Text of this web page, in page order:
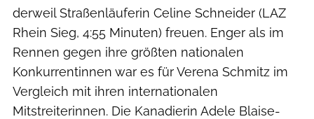
derweil Straßenläuferin Celine Schneider (LAZ
Rhein Sieg, 4:55 Minuten) freuen. Enger als im
Rennen gegen ihre größten nationalen
Konkurrentinnen war es für Verena Schmitz im
Vergleich mit ihren internationalen
Mitstreiterinnen. Die Kanadierin Adele Blaise-